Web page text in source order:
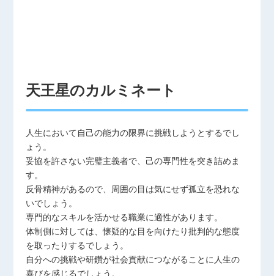
天王星のカルミネート
人生において自己の能力の限界に挑戦しようとするでし
ょう。
妥協を許さない完璧主義者で、己の専門性を突き詰めま
す。
反骨精神があるので、周囲の目は気にせず孤立を恐れな
いでしょう。
専門的なスキルを活かせる職業に適性があります。
体制側に対しては、懐疑的な目を向けたり批判的な態度
を取ったりするでしょう。
自分への挑戦や研鑽が社会貢献につながることに人生の
喜びを感じるでしょう。